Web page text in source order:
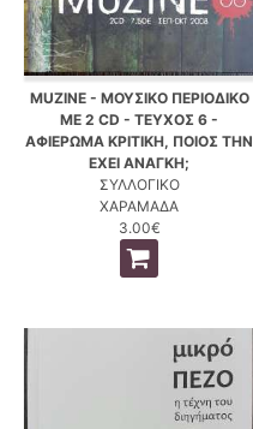
MUZINE - ΜΟΥΣΙΚΟ ΠΕΡΙΟΔΙΚΟ
ΜΕ 2 CD - ΤΕΥΧΟΣ 6 -
ΑΦΙΕΡΩΜΑ ΚΡΙΤΙΚΗ, ΠΟΙΟΣ ΤΗΝ
ΕΧΕΙ ΑΝΑΓΚΗ;
ΣΥΛΛΟΓΙΚΟ
ΧΑΡΑΜΑΔΑ
3.00€